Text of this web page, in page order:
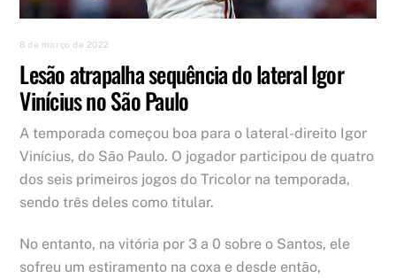
8 de março de 2022
Lesão atrapalha sequência do lateral Igor
Vinícius no São Paulo
A temporada começou boa para o lateral-direito Igor
Vinícius, do São Paulo. O jogador participou de quatro
dos seis primeiros jogos do Tricolor na temporada,
sendo três deles como titular.
No entanto, na vitória por 3 a 0 sobre o Santos, ele
sofreu um estiramento na coxa e desde então,